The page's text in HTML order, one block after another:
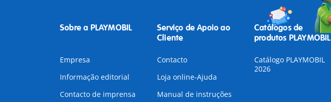
Sobre a PLAYMOBIL
Empresa
Informação editorial
Contacto de imprensa
Serviço de Apoio ao
Cliente
Contacto
Loja online-Ajuda
Manual de instruções
Catálogos de
produtos PLAYMOBIL
Catálogo PLAYMOBIL
2026